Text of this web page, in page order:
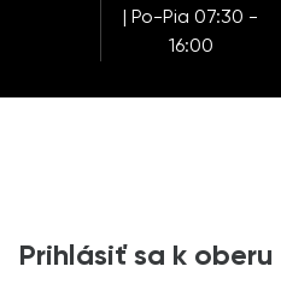
| Po-Pia 07:30 -
16:00
Prihlásiť sa k oberu